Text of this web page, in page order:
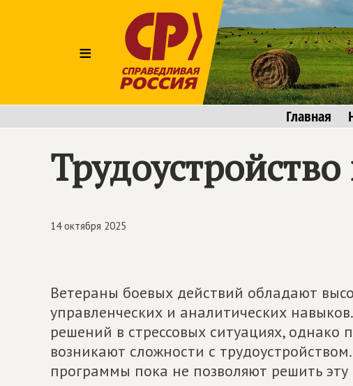
≡
Главная
14 октября 2025
Ветераны боевых действий обладают
управленческих и аналитических
решений в стрессовых ситуациях, однако
возникают сложности с
программы пока не позволяют решить эту